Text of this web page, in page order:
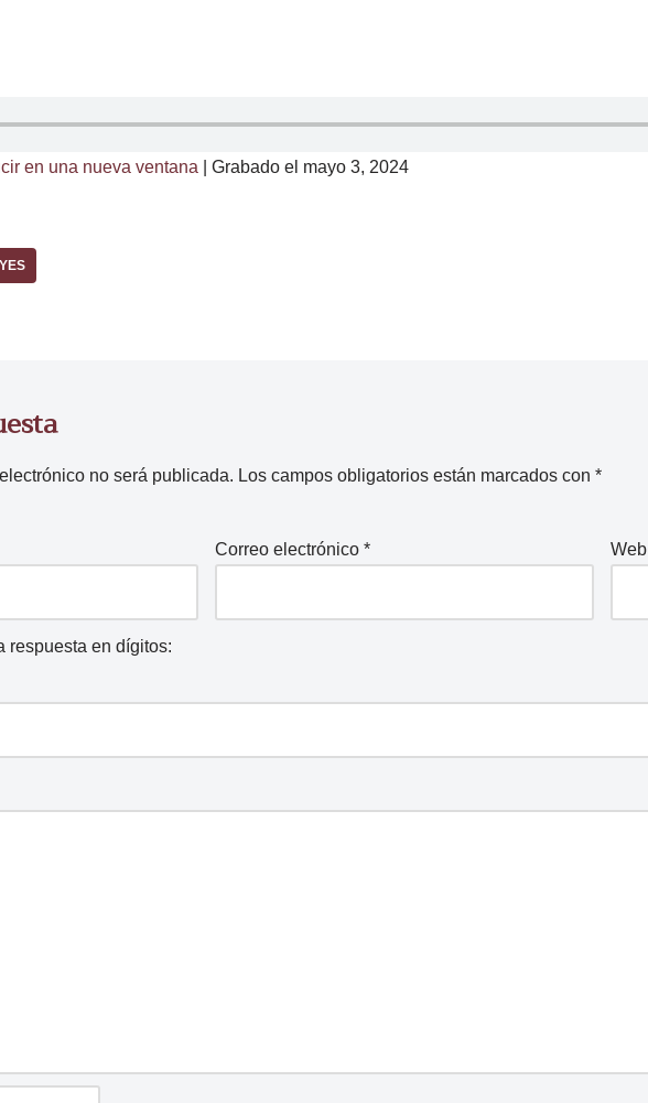
en una nueva ventana Grabado el mayo 3, 2024
no será publicada. Los campos obligatorios están marcados con *
Correo electrónico* Web
respuesta en dígitos: